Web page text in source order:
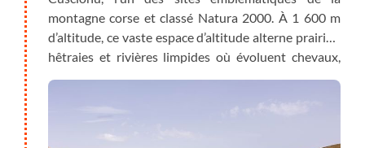
montagne corse et classé Natura 2000. À 1 600 m
d’altitude, ce vaste espace d’altitude alterne prairies,
hêtraies et rivières limpides où évoluent chevaux,
vaches et cochons en liberté. Après un court
monte en douceur vers la bergerie de Croci, étape du
GR®20. Installée dans un cadre isolé et entourée de